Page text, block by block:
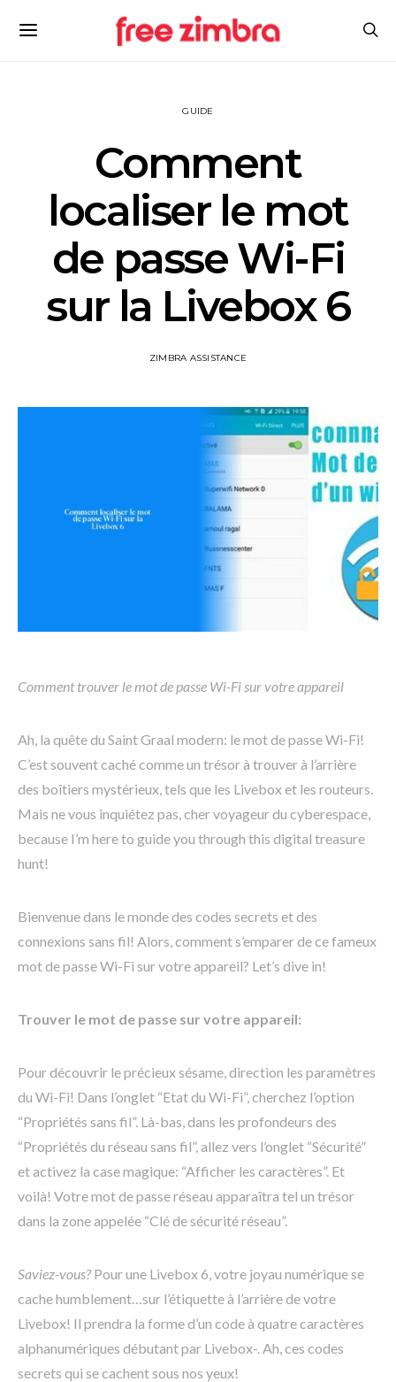
GUIDE
Comment
localiser le mot
de passe Wi-Fi
sur la Livebox 6
ZIMBRA ASSISTANCE
Comment trouver le mot de passe Wi-Fi sur votre appareil
Ah, la quête du Saint Graal modern: le mot de passe Wi-Fi!
C’est souvent caché comme un trésor à trouver à l’arrière
des boîtiers mystérieux, tels que les Livebox et les routeurs.
Mais ne vous inquiétez pas, cher voyageur du cyberespace,
because I’m here to guide you through this digital treasure
hunt!
Bienvenue dans le monde des codes secrets et des
connexions sans fil! Alors, comment s’emparer de ce fameux
mot de passe Wi-Fi sur votre appareil? Let’s dive in!
Trouver le mot de passe sur votre appareil:
Pour découvrir le précieux sésame, direction les paramètres
du Wi-Fi! Dans l’onglet “Etat du Wi-Fi”, cherchez l’option
“Propriétés sans fil”. Là-bas, dans les profondeurs des
“Propriétés du réseau sans fil”, allez vers l’onglet “Sécurité”
et activez la case magique: “Afficher les caractères”. Et
voilà! Votre mot de passe réseau apparaîtra tel un trésor
dans la zone appelée “Clé de sécurité réseau”.
Saviez-vous? Pour une Livebox 6, votre joyau numérique se
cache humblement…sur l’étiquette à l’arrière de votre
Livebox! Il prendra la forme d’un code à quatre caractères
alphanumériques débutant par Livebox-. Ah, ces codes
secrets qui se cachent sous nos yeux!